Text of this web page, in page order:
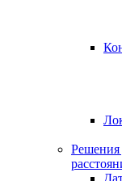
Решения